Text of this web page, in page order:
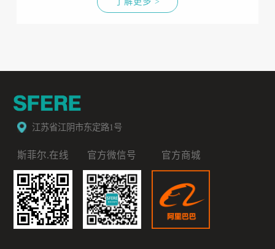
江苏省江阴市东定路1号
斯菲尔.在线 官方微信号 官方商城